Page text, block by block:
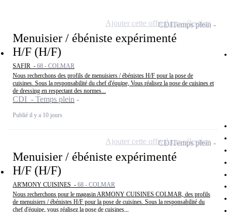
Menuisier / ébéniste expérimenté
H/F (H/F)
SAFIR - 68 - COLMAR
Nous recherchons des profils de menuisiers / ébénistes H/F pour la pose de
cuisines. Sous la responsabilité du chef d'équipe, Vous réalisez la pose de cuisines et
de dressing en respectant des normes...
CDI - Temps plein
Publié il y a 10 jours
CDITemps plein
Ajouter cette offre à ma sélection
Menuisier / ébéniste expérimenté
H/F (H/F)
AR'MONY CUISINES - 68 - COLMAR
Nous recherchons pour le magasin ARMONY CUISINES COLMAR, des profils
de menuisiers / ébénistes H/F pour la pose de cuisines. Sous la responsabilité du
chef d'équipe, vous réalisez la pose de cuisines...
CDITemps plein
Ajouter cette offre à ma sélection